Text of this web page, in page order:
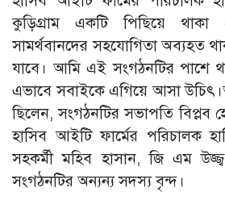
কুড়িগ্রাম একটি পিছিয়ে
সামর্থবানদের সহযোগিতা অব্যহত
যাবে। আমি এই সংগঠনটির পাশে
এভাবে সবাইকে এগিয়ে আসা
ছিলেন, সংগঠনটির সভাপতি বিপ্লব
হাসিব আইটি ফার্মের পরিচালক
সহকর্মী মহিব হাসান, জি এম
সংগঠনটির অন্যন্য সদস্য বৃন্দ।